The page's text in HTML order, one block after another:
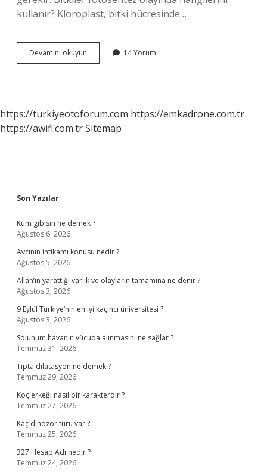
kullanır? Kloroplast, bitki hücresinde…
Devamını okuyun Çimlenme
Olayında
14 Yorum
https://turkiyeotoforum.com https://emkadrone.com.tr
https://awifi.com.trSitemap
Sidebar
Son Yazılar
Kum gibisin ne demek ?
Ağustos 6, 2026
Avcının intikamı konusu nedir ?
Ağustos 5, 2026
Allah’ın yarattığı varlık ve olaylarin tamamına ne denir ?
Ağustos 3, 2026
9 Eylül Türkiye’nin en iyi kaçıncı üniversitesi ?
Ağustos 3, 2026
Solunum havanın vücuda alınmasını ne sağlar ?
Temmuz 31, 2026
Tıpta dilatasyon ne demek ?
Temmuz 29, 2026
Koç erkeği nasıl bir karakterdir ?
Temmuz 27, 2026
Kaç dinozor türü var ?
Temmuz 25, 2026
327 Hesap Adı nedir ?
Temmuz 24, 2026